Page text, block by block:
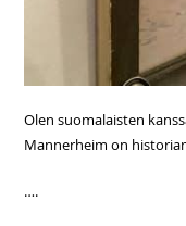
Olen suomalaisten
Mannerheim on
….